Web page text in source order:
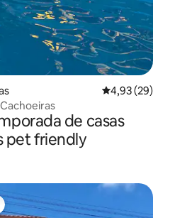
4,93 de uma
4,93 (29)
de casas
pet friendly
dos hóspedes